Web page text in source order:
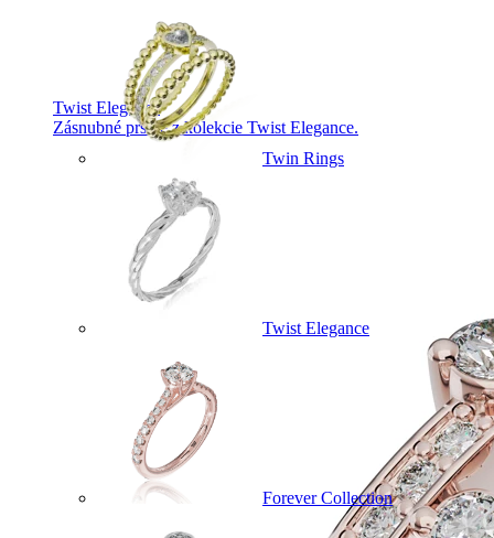
Twist Elegance
Zásnubné prstne z kolekcie Twist Elegance.
Twin Rings
Twist Elegance
Forever Collection